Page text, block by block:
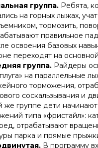
группа. Ребята,
на горных лыжах,
тормозить,
правильное
освоения базовых
переходят на
группа. Райдеры
на параллельные
торможения,
соскальзывания и
же группе дети
типа «фристайл»:
отрабатывают
парка и прямые
В программу